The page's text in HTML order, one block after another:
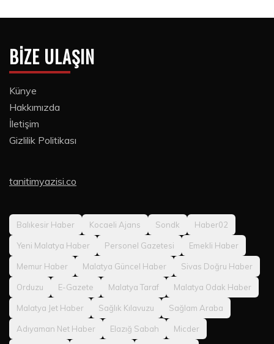
BIZE ULAŞIN
Künye
Hakkımızda
İletişim
Gizlilik Politikası
tanitimyazisi.co
Balıkesir Haber Kocaeli Ajans Sondk Haber02
Yeni Malatya Haber Personel Gazetesi Emekli Haber
Memur Haber Malatya Güncel Haber Sivas Doğru Haber
Orduzu E-Gazete Malatya Taraf Malatya Odak Haber
Malatya Jet Haber Sağlık Kılavuzu Sağlam Araba
Adıyaman Net Haber Elazığ Sabah Micder